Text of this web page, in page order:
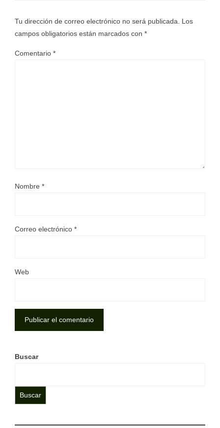
Tu dirección de correo electrónico no será publicada.
Los
campos obligatorios están marcados con *
Comentario *
Nombre *
Correo electrónico *
Web
Buscar
Buscar